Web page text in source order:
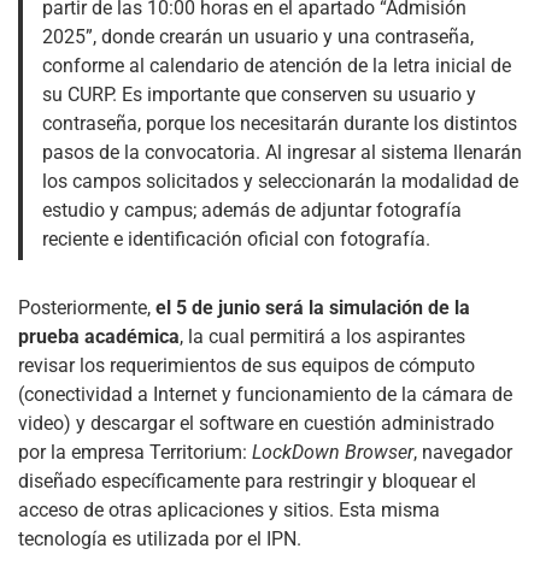
partir de las 10:00 horas en el apartado “Admisión
2025”, donde crearán un usuario y una contraseña,
conforme al calendario de atención de la letra inicial de
su CURP. Es importante que conserven su usuario y
contraseña, porque los necesitarán durante los distintos
pasos de la convocatoria. Al ingresar al sistema llenarán
los campos solicitados y seleccionarán la modalidad de
estudio y campus; además de adjuntar fotografía
reciente e identificación oficial con fotografía.
Posteriormente, el 5 de junio será la simulación de la
prueba académica, la cual permitirá a los aspirantes
revisar los requerimientos de sus equipos de cómputo
(conectividad a Internet y funcionamiento de la cámara de
video) y descargar el software en cuestión administrado
por la empresa Territorium: LockDown Browser, navegador
diseñado específicamente para restringir y bloquear el
acceso de otras aplicaciones y sitios. Esta misma
tecnología es utilizada por el IPN.